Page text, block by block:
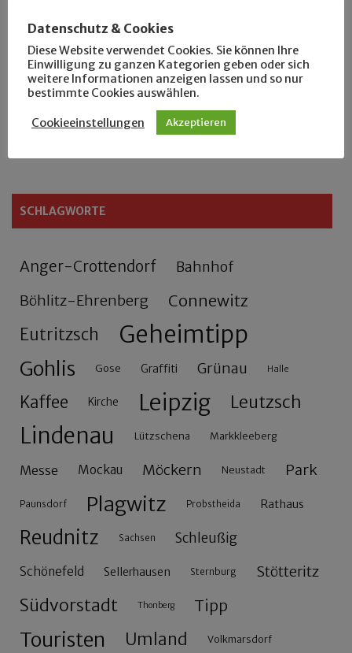
Der Leipziger Schmiedetag von 1904
Rennfahrer in Schönefeld und Zschocher
Zu Fuß durch Anger-Crottendorf
SCHLAGWORTE
Anger-Crottendorf Bahnhof
Böhlitz-Ehrenberg Connewitz
Eutritzsch Geheimtipp
Gohlis Gose Graffiti Grünau Halle
Kaffee Kirche Leipzig Leutzsch
Lindenau Lützschena Markkleeberg
Messe Mockau Möckern Neustadt Park
Paunsdorf Plagwitz Probstheida Rathaus
Reudnitz Sachsen Schleußig
Schönefeld Sellerhausen Sternburg Stötteritz
Südvorstadt Thonberg Tipp
Touristen Umland Volkmarsdorf
Datenschutz & Cookies
Diese Website verwendet Cookies. Sie können Ihre
Einwilligung zu ganzen Kategorien geben oder sich
weitere Informationen anzeigen lassen und so nur
bestimmte Cookies auswählen.
Cookieeinstellungen Akzeptieren